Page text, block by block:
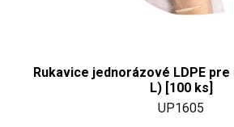
Rukavice jednorázové LDPE
L) [100 ks]
UP1605